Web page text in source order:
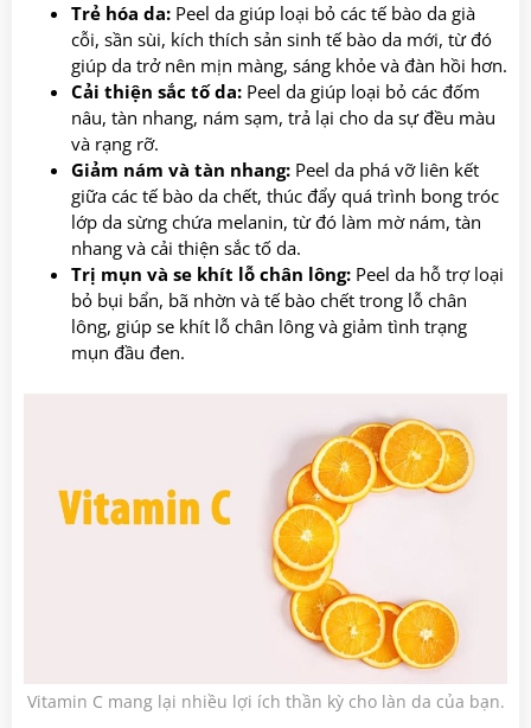
Trẻ hóa da: Peel da giúp loại bỏ các tế bào da già
cỗi, sần sùi, kích thích sản sinh tế bào da mới, từ đó
giúp da trở nên mịn màng, sáng khỏe và đàn hồi hơn.
Cải thiện sắc tố da: Peel da giúp loại bỏ các đốm
nâu, tàn nhang, nám sạm, trả lại cho da sự đều màu
và rạng rỡ.
Giảm nám và tàn nhang: Peel da phá vỡ liên kết
giữa các tế bào da chết, thúc đẩy quá trình bong tróc
lớp da sừng chứa melanin, từ đó làm mờ nám, tàn
nhang và cải thiện sắc tố da.
Trị mụn và se khít lỗ chân lông: Peel da hỗ trợ loại
bỏ bụi bẩn, bã nhờn và tế bào chết trong lỗ chân
lông, giúp se khít lỗ chân lông và giảm tình trạng
mụn đầu đen.
Vitamin C mang lại nhiều lợi ích thần kỳ cho làn da của bạn.